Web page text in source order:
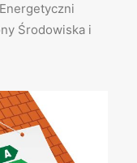
Środowiska i